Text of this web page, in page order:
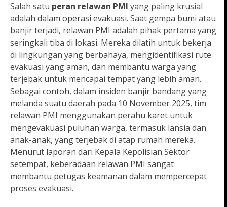
Salah satu peran relawan PMI yang paling krusial
adalah dalam operasi evakuasi. Saat gempa bumi atau
banjir terjadi, relawan PMI adalah pihak pertama yang
seringkali tiba di lokasi. Mereka dilatih untuk bekerja
di lingkungan yang berbahaya, mengidentifikasi rute
evakuasi yang aman, dan membantu warga yang
terjebak untuk mencapai tempat yang lebih aman.
Sebagai contoh, dalam insiden banjir bandang yang
melanda suatu daerah pada 10 November 2025, tim
relawan PMI menggunakan perahu karet untuk
mengevakuasi puluhan warga, termasuk lansia dan
anak-anak, yang terjebak di atap rumah mereka.
Menurut laporan dari Kepala Kepolisian Sektor
setempat, keberadaan relawan PMI sangat
membantu petugas keamanan dalam mempercepat
proses evakuasi.